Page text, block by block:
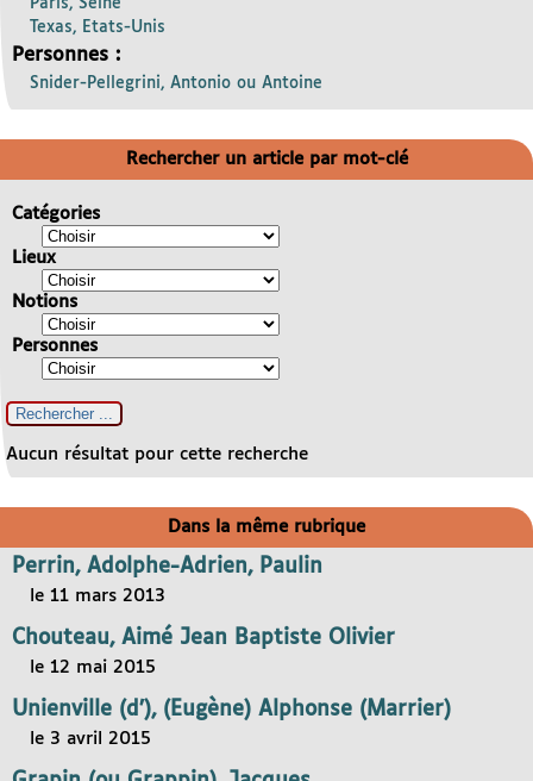
Paris, Seine
Texas, Etats-Unis
Personnes :
Snider-Pellegrini, Antonio ou Antoine
Rechercher un article par mot-clé
Catégories
Lieux
Notions
Personnes
Aucun résultat pour cette recherche
Dans la même rubrique
Perrin, Adolphe-Adrien, Paulin
le 11 mars 2013
Chouteau, Aimé Jean Baptiste Olivier
le 12 mai 2015
Unienville (d’), (Eugène) Alphonse (Marrier)
le 3 avril 2015